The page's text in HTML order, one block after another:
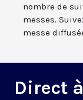
nombre de
messes.
messe
Direct